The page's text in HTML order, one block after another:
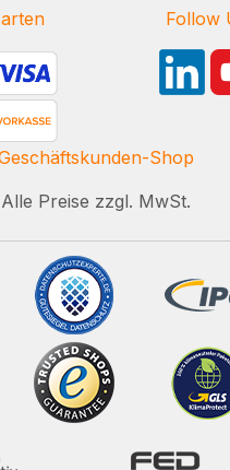
Follow
Shop
Alle Preise zzgl. MwSt.